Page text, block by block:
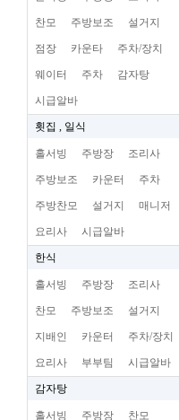
찬모 주방보조 설거지
점장 카운타 주차/장치
웨이터 주차 감자탕
시급알바
횟집 , 일식
홀서빙 주방장 조리사
주방보조 카운터 주차
주방찬모 설거지 매니저
요리사 시급알바
한식
홀서빙 주방장 조리사
찬모 주방보조 설거지
지배인 카운터 주차/장치
요리사 부부팀 시급알바
감자탕
홀서빙 주방장 찬모